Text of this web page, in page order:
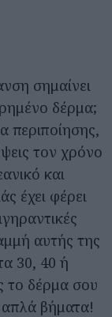
σημαίνει
δέρμα;
περιποίησης,
τον χρόνο
και
έχει φέρει
αυτής της
30, 40 ή
το δέρμα σου
βήματα!